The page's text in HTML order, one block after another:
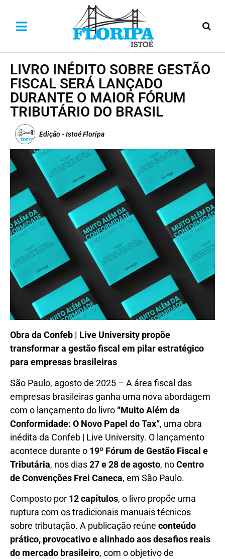
LIVRO INÉDITO SOBRE GESTÃO
FISCAL SERÁ LANÇADO
DURANTE O MAIOR FÓRUM
TRIBUTÁRIO DO BRASIL
Edição - Istoé Floripa
Obra da Confeb | Live University propõe
transformar a gestão fiscal em pilar estratégico
para empresas brasileiras
São Paulo, agosto de 2025 – A área fiscal das
empresas brasileiras ganha uma nova abordagem
com o lançamento do livro “Muito Além da
Conformidade: O Novo Papel doTax“, uma obra
inédita da Confeb | Live University. O lançamento
acontece durante o 19º Fórum de Gestão Fiscal e
Tributária, nos dias27 e 28 de agosto, noCentro
de Convenções Frei Caneca, em São Paulo.
Composto por 12 capítulos, o livro propõe uma
ruptura com os tradicionais manuais técnicos
sobre tributação. A publicação reúne conteúdo
prático, provocativo e alinhado aos desafios reais
do mercado brasileiro, com o objetivo de